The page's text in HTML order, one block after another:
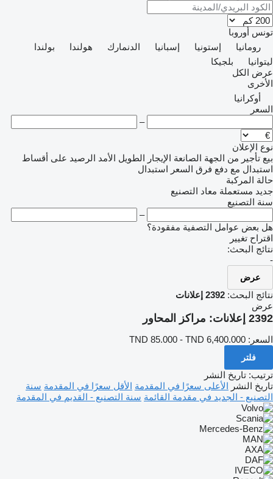
تونس أوروبا
رومانيا
إستونيا إسبانيا الدنمارك هولندا
بولندا
ليتوانيا
بلجيكا
عرض الكل
الأخرى
أوكرانيا
السعر
–
نوع الإعلان
بيع تأجير من الجهة الصانعة الإيجار الطويل الأمد الرصيد على أقساط
استبدال مع دفع فرق السعر استبدال
حالة المركبة
جديد مستعملة معاد التصنيع
سنة التصنيع
–
هل بعض عوامل التصفية مفقودة؟
اقتراح تغيير
نتائج البحث:
-
عرض
نتائج البحث: 2392 إعلانات
عرض
2392 إعلانات: مراكز المحاور
السعر: TND 85.000 - TND 6,400.000
فلتر
ترتيب: تاريخ النشر
تاريخ النشر الأعلى سعرًا في المقدمة الأقل سعرًا في المقدمة سنة
التصنيع - الجديد في مقدمة القائمة سنة التصنيع - القديم في المقدمة